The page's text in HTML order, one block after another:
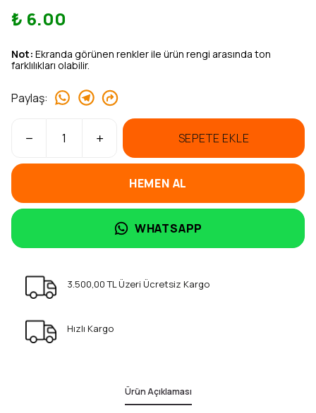
₺ 6.00
Not: Ekranda görünen renkler ile ürün rengi arasında ton
farklılıkları olabilir.
Paylaş:
SEPETE EKLE
HEMEN AL
WHATSAPP
3.500,00 TL Üzeri Ücretsiz Kargo
Hızlı Kargo
Ürün Açıklaması